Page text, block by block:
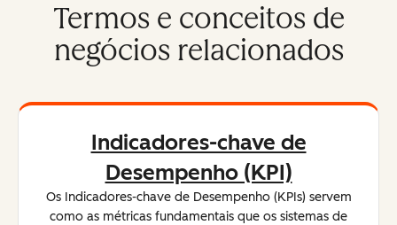
Termos e conceitos de
negócios relacionados
Indicadores-chave de
Desempenho (KPI)
Os Indicadores-chave de Desempenho (KPIs) servem
como as métricas fundamentais que os sistemas de